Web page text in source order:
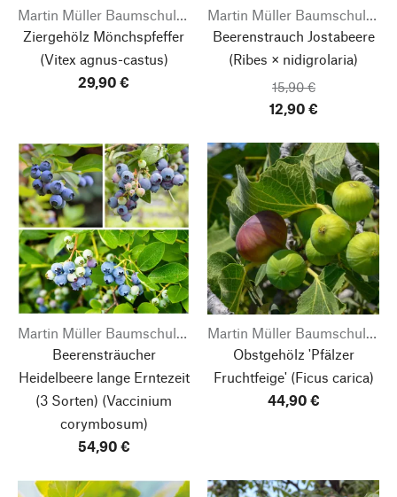
Martin Müller Baumschulen
Ziergehölz Mönchspfeffer
(Vitex agnus-castus)
29,90 €
Martin Müller Baumschulen
Beerenstrauch Jostabeere
(Ribes × nidigrolaria)
15,90 €
12,90 €
Martin Müller Baumschulen
Beerensträucher
Heidelbeere lange Erntezeit
(3 Sorten) (Vaccinium
corymbosum)
54,90 €
Martin Müller Baumschulen
Obstgehölz 'Pfälzer
Fruchtfeige'(Ficus carica)
44,90 €